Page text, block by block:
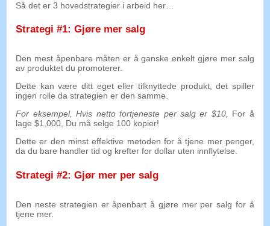
Så det er 3 hovedstrategier i arbeid her…
Strategi #1: Gjøre mer salg
Den mest åpenbare måten er å ganske enkelt gjøre mer salg
av produktet du promoterer.
Dette kan være ditt eget eller tilknyttede produkt, det spiller
ingen rolle da strategien er den samme.
For eksempel, Hvis netto fortjeneste per salg er $10, For å
lage $1,000, Du må selge 100 kopier!
Dette er den minst effektive metoden for å tjene mer penger,
da du bare handler tid og krefter for dollar uten innflytelse.
Strategi #2: Gjør mer per salg
Den neste strategien er åpenbart å gjøre mer per salg for å
tjene mer.